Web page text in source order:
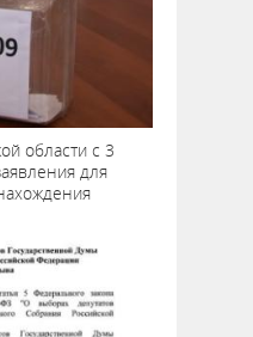
области с 3
для